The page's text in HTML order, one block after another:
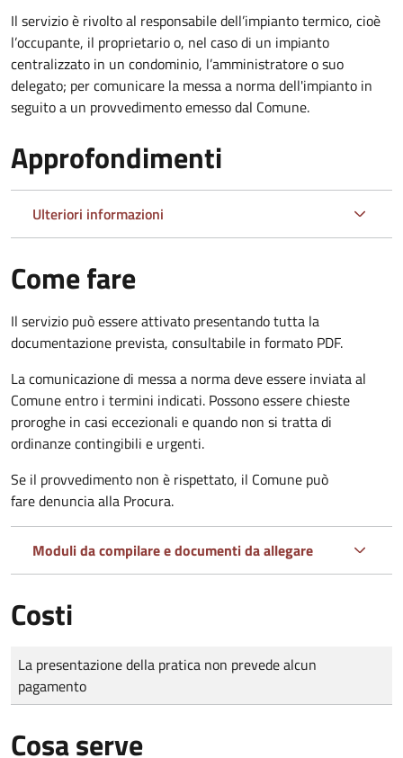
Il servizio è rivolto al responsabile dell’impianto termico, cioè
l’occupante, il proprietario o, nel caso di un impianto
centralizzato in un condominio, l’amministratore o suo
delegato; per comunicare la messa a norma dell'impianto in
seguito a un provvedimento emesso dal Comune.
Approfondimenti
Ulteriori informazioni
Come fare
Il servizio può essere attivato presentando tutta la
documentazione prevista, consultabile in formato PDF.
La comunicazione di messa a norma deve essere inviata al
Comune entro i termini indicati. Possono essere chieste
proroghe in casi eccezionali e quando non si tratta di
ordinanze contingibili e urgenti.
Se il provvedimento non è rispettato, il Comune può
fare denuncia alla Procura.
Moduli da compilare e documenti da allegare
Costi
Tipo di pagamento
Importo
La presentazione della pratica non prevede alcun
pagamento
Cosa serve